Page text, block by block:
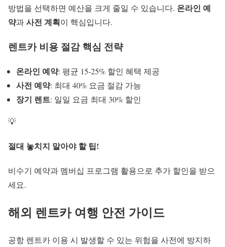
방법을 선택하면 예산을 크게 줄일 수 있습니다. 온라인 예
약과사전 계획이 핵심입니다.
렌트카 비용 절감 핵심 전략
온라인 예약: 평균 15-25% 할인 혜택 제공
사전 예약: 최대 40% 요금 절감 가능
장기 렌트: 일일 요금 최대 30% 할인
💡
절대 놓치지 말아야 할 팁!
비수기 예약과 멤버십 프로그램 활용으로 추가 할인을 받으
세요.
해외 렌트카 여행 안전 가이드
공항 렌트카 이용 시 발생할 수 있는 위험을 사전에 방지하